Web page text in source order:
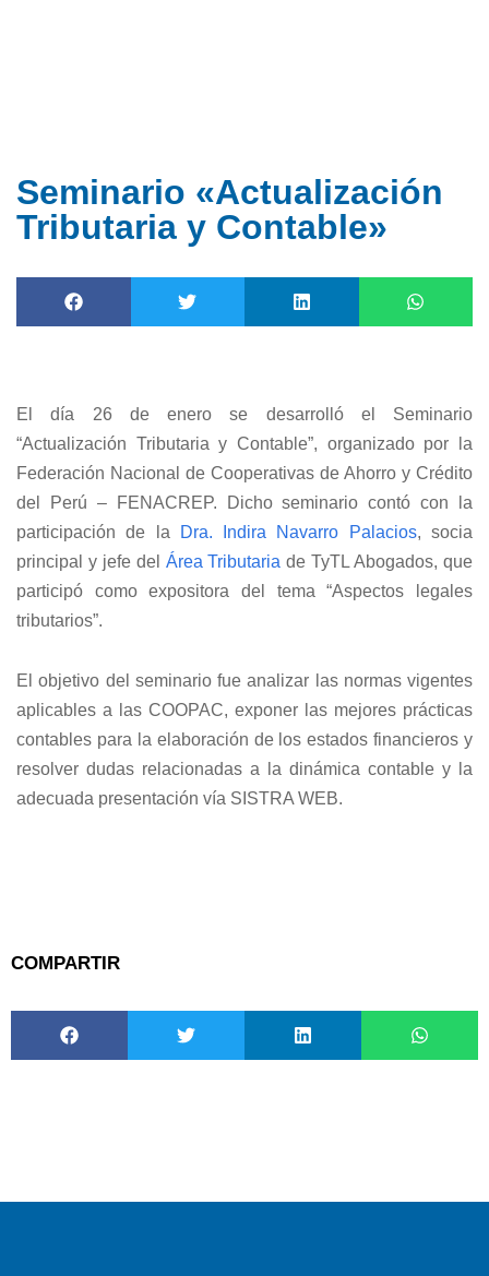
Seminario «Actualización
Tributaria y Contable»
El día 26 de enero se desarrolló el Seminario
“Actualización Tributaria y Contable”, organizado por la
Federación Nacional de Cooperativas de Ahorro y Crédito
del Perú – FENACREP. Dicho seminario contó con la
participación de la Dra. Indira Navarro Palacios, socia
principal y jefe del Área Tributaria de TyTL Abogados, que
participó como expositora del tema “Aspectos legales
tributarios”.
El objetivo del seminario fue analizar las normas vigentes
aplicables a las COOPAC, exponer las mejores prácticas
contables para la elaboración de los estados financieros y
resolver dudas relacionadas a la dinámica contable y la
adecuada presentación vía SISTRA WEB.
COMPARTIR